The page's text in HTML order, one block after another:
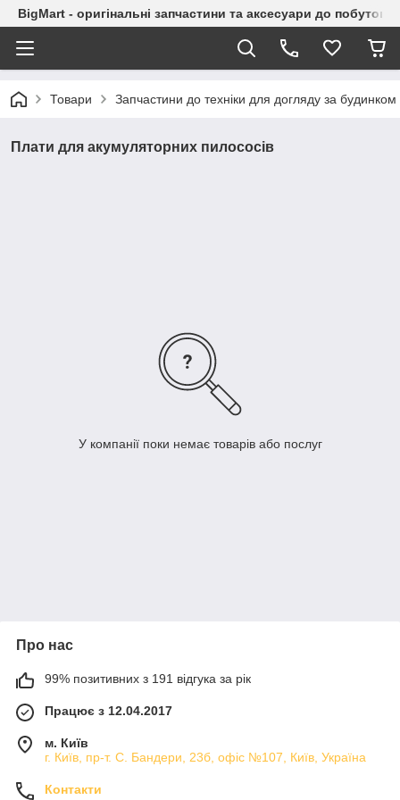
BigMart - оригінальні запчастини та аксесуари до побутової
Товари Запчастини до техніки для догляду за будинком
Плати для акумуляторних пилососів
У компанії поки немає товарів або послуг
Про нас
99% позитивних з 191 відгука за рік
Працює з 12.04.2017
м. Київ
г. Київ, пр-т. С. Бандери, 23б, офіс №107, Київ, Україна
Контакти